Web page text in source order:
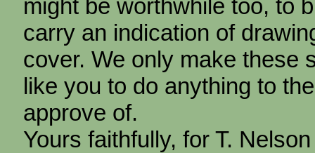
might be worthwhile too, to
carry an indication of
cover. We only make these
like you to do anything to
approve of.
Yours faithfully, for T.